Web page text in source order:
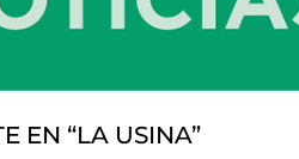
EN “LA USINA”